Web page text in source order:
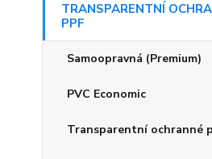
TRANSPARENTNÍ
PPF
Samoopravná (Premium)
PVC Economic
Transparentní ochranné